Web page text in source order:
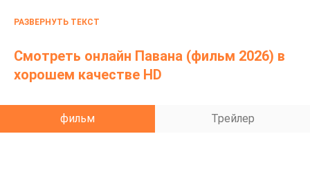
РАЗВЕРНУТЬ ТЕКСТ
Смотреть онлайн Павана (фильм 2026) в
хорошем качестве HD
фильм Трейлер